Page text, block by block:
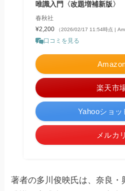
唯識入門〈改題増補新版〉
春秋社
¥2,200
（2026/02/17 11:54時点 |
口コミを見る
楽天市
Yahooショッ
メルカリ
著者の多川俊映氏は、奈良・